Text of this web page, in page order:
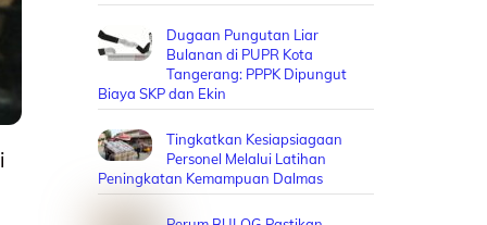
Dugaan Pungutan Liar
Bulanan di PUPR Kota
Tangerang: PPPK Dipungut
Biaya SKP dan Ekin
Tingkatkan Kesiapsiagaan
Personel Melalui Latihan
Peningkatan Kemampuan Dalmas